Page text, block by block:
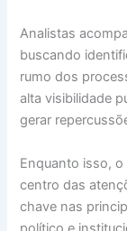
Analistas
buscando
rumo dos
alta visibilidade
gerar
Enquanto isso, o
centro das
chave nas